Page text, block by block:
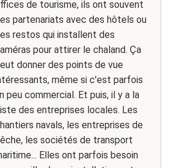
de tourisme, ils ont souvent
partenariats avec des hôtels ou
restos qui installent des
pour attirer le chaland. Ça
donner des points de vue
même si c'est parfois
peu commercial. Et puis, il y a la
des entreprises locales. Les
navals, les entreprises de
les sociétés de transport
Elles ont parfois besoin